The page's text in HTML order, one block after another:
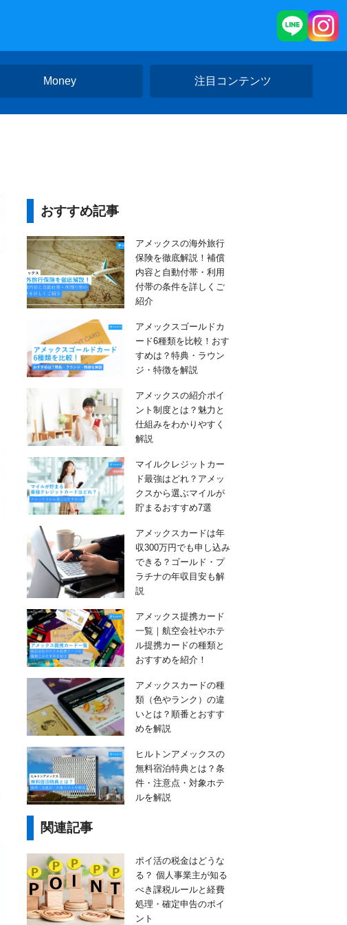
Money 注目コンテンツ
おすすめ記事
アメックスの海外旅行
保険を徹底解説！補償
内容と自動付帯・利用
付帯の条件を詳しくご
紹介
アメックスゴールドカ
ード6種類を比較！おす
すめは？特典・ラウン
ジ・特徴を解説
アメックスの紹介ポイ
ント制度とは？魅力と
仕組みをわかりやすく
解説
マイルクレジットカー
ド最強はどれ？アメッ
クスから選ぶマイルが
貯まるおすすめ7選
アメックスカードは年
収300万円でも申し込み
できる？ゴールド・プ
ラチナの年収目安も解
説
アメックス提携カード
一覧｜航空会社やホテ
ル提携カードの種類と
おすすめを紹介！
アメックスカードの種
類（色やランク）の違
いとは？順番とおすす
めを解説
ヒルトンアメックスの
無料宿泊特典とは？条
件・注意点・対象ホテ
ルを解説
関連記事
ポイ活の税金はどうな
る？ 個人事業主が知る
べき課税ルールと経費
処理・確定申告のポイ
ント